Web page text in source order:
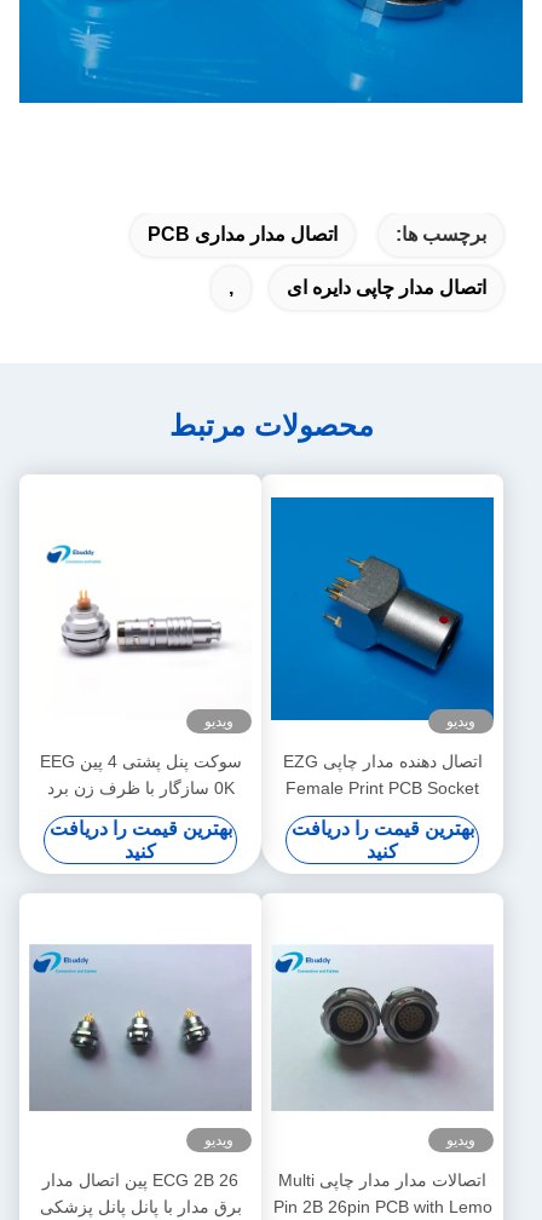
برچسب ها: اتصال مدار مداری PCB
اتصال مدار چاپی دایره ای ,
محصولات مرتبط
ویدیو
اتصال دهنده مدار چاپی EZG
Female Print PCB Socket
Connector
بهترین قیمت را دریافت
کنید
ویدیو
سوکت پنل پشتی 4 پین EEG
0K سازگار با ظرف زن برد
PCB
بهترین قیمت را دریافت
کنید
ویدیو
اتصالات مدار مدار چاپی Multi
Pin 2B 26pin PCB with Lemo
ویدیو
ECG 2B 26 پین اتصال مدار
برق مدار با پانل پانل پزشکی